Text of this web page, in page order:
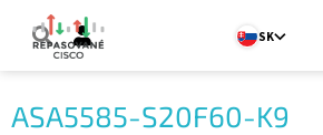
obsah
SK
ASA5585-S20F60-K9